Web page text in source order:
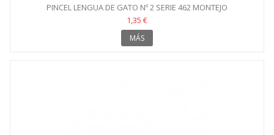
PINCEL LENGUA DE GATO Nº 2 SERIE 462 MONTEJO
1,35 €
MÁS